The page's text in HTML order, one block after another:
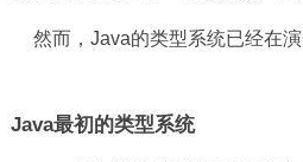
然而，Java的类型系统已经在演
Java最初的类型系统